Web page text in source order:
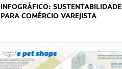
INFOGRÁFICO: SUSTENTABILIDADE
PARA COMÉRCIO VAREJISTA